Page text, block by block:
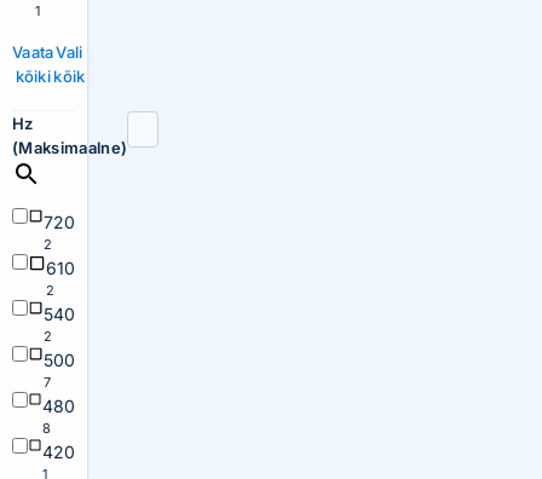
1
Vaata
kõiki
Vali
kõik
Hz
(Maksimaalne)
720
2
610
2
540
2
500
7
480
8
420
1